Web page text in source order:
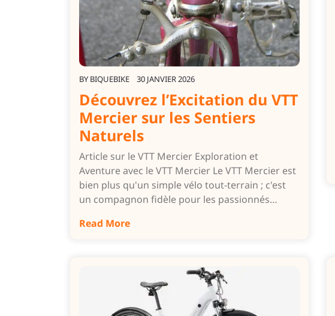
BY BIQUEBIKE 30 JANVIER 2026
Découvrez l’Excitation du VTT
Mercier sur les Sentiers
Naturels
Article sur le VTT Mercier Exploration et
Aventure avec le VTT Mercier Le VTT Mercier est
bien plus qu'un simple vélo tout-terrain ; c'est
un compagnon fidèle pour les passionnés…
Read More